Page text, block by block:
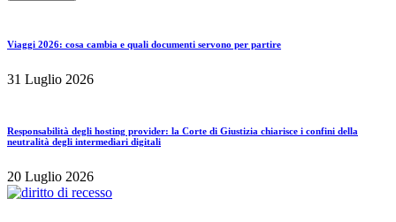
Viaggi 2026: cosa cambia e quali documenti servono per partire
31 Luglio 2026
Responsabilità degli hosting provider: la Corte di Giustizia chiarisce i confini della
neutralità degli intermediari digitali
20 Luglio 2026